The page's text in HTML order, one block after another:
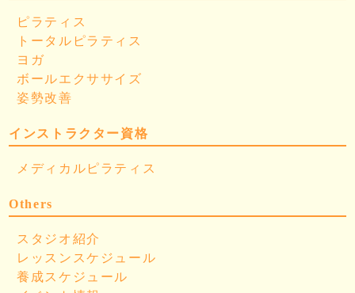
ピラティス
トータルピラティス
ヨガ
ボールエクササイズ
姿勢改善
インストラクター資格
メディカルピラティス
Others
スタジオ紹介
レッスンスケジュール
養成スケジュール